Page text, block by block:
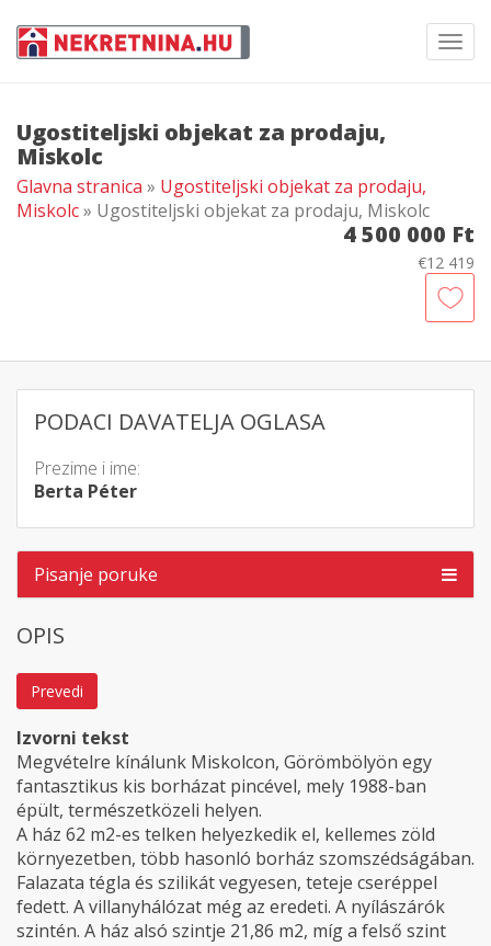
Ugostiteljski objekat za prodaju,
Miskolc
Glavna stranica » Ugostiteljski objekat za prodaju,
Miskolc» Ugostiteljski objekat za prodaju, Miskolc
4 500 000 Ft
€12 419
PODACI DAVATELJA OGLASA
Prezime i ime:
Berta Péter
Pisanje poruke
OPIS
Prevedi
Izvorni tekst
Megvételre kínálunk Miskolcon, Görömbölyön egy
fantasztikus kis borházat pincével, mely 1988-ban
épült, természetközeli helyen.
A ház 62 m2-es telken helyezkedik el, kellemes zöld
környezetben, több hasonló borház szomszédságában.
Falazata tégla és szilikát vegyesen, teteje cseréppel
fedett. A villanyhálózat még az eredeti. A nyílászárók
szintén. A ház alsó szintje 21,86 m2, míg a felső szint